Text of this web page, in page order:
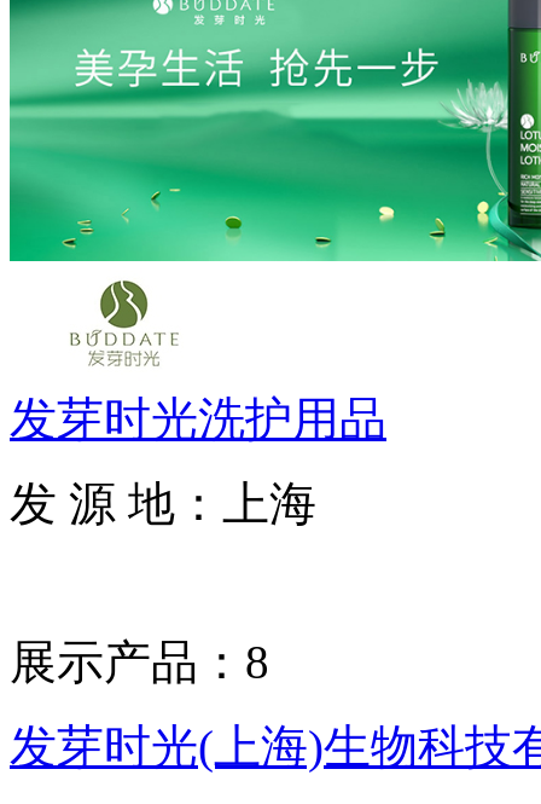
发芽时光洗护用品
发 源 地：上海
展示产品：8
发芽时光(上海)生物科技